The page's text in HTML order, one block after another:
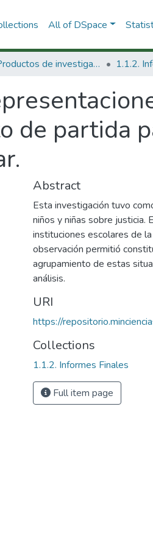
All of DSpace
1.1 Productos de investigación 1.1.2.
de partida
Abstract
Esta investigación tuvo
niños y niñas sobre justicia.
instituciones escolares de
observación permitió
agrupamiento de estas
análisis.
URI
https://
Collections
1.1.2. Informes Finales
Full item page